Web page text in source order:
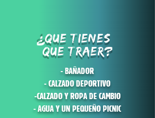
QUE TIENES
QUE TRAER?
?
- BAÑADOR
- CALZADO DEPORTIVO
-CALZADO Y ROPA DE CAMBIO
- AGUA Y UN PEQUEÑO PICNIC